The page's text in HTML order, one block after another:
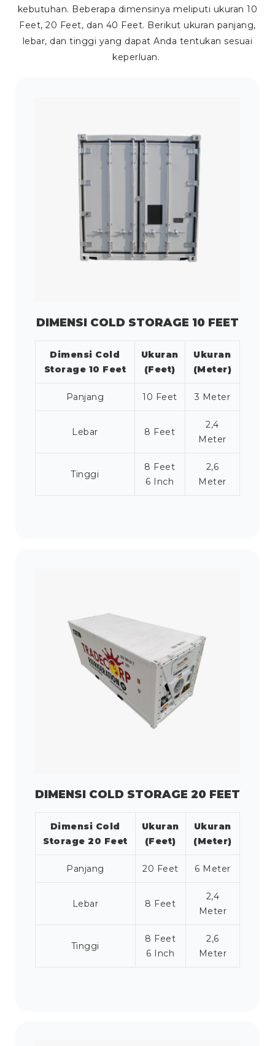
kebutuhan. Beberapa dimensinya meliputi ukuran 10
Feet, 20 Feet, dan 40 Feet. Berikut ukuran panjang,
lebar, dan tinggi yang dapat Anda tentukan sesuai
keperluan.
DIMENSI COLD STORAGE 10 FEET
Dimensi Cold
Storage 10 Feet
Ukuran
(Feet)
Ukuran
(Meter)
Panjang 10 Feet 3 Meter
Lebar 8 Feet
2,4
Meter
Tinggi
8 Feet
6 Inch
2,6
Meter
DIMENSI COLD STORAGE 20 FEET
Dimensi Cold
Storage 20 Feet
Ukuran
(Feet)
Ukuran
(Meter)
Panjang 20 Feet 6 Meter
Lebar 8 Feet
2,4
Meter
Tinggi
8 Feet
6 Inch
2,6
Meter